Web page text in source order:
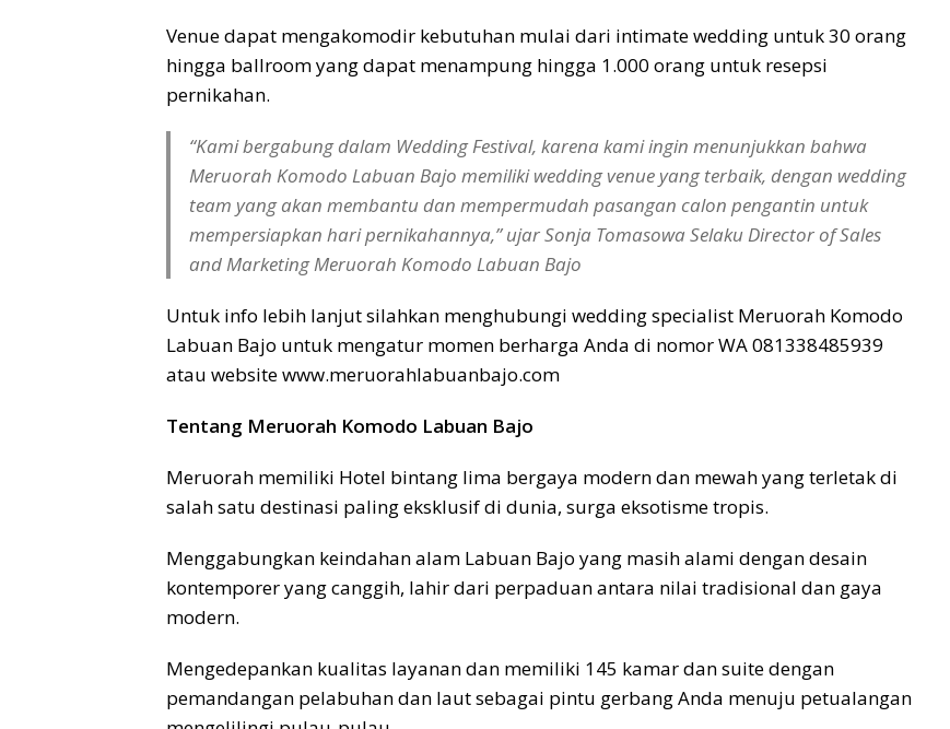
Venue dapat mengakomodir kebutuhan mulai dari intimate wedding untuk 30 orang
hingga ballroom yang dapat menampung hingga 1.000 orang untuk resepsi
pernikahan.
“Kami bergabung dalam Wedding Festival, karena kami ingin menunjukkan bahwa
Meruorah Komodo Labuan Bajo memiliki wedding venue yang terbaik, dengan wedding
team yang akan membantu dan mempermudah pasangan calon pengantin untuk
mempersiapkan hari pernikahannya,” ujar Sonja Tomasowa Selaku Director of Sales
and Marketing Meruorah Komodo Labuan Bajo
Untuk info lebih lanjut silahkan menghubungi wedding specialist Meruorah Komodo
Labuan Bajo untuk mengatur momen berharga Anda di nomor WA 081338485939
atau website www.meruorahlabuanbajo.com
Tentang Meruorah Komodo Labuan Bajo
Meruorah memiliki Hotel bintang lima bergaya modern dan mewah yang terletak di
salah satu destinasi paling eksklusif di dunia, surga eksotisme tropis.
Menggabungkan keindahan alam Labuan Bajo yang masih alami dengan desain
kontemporer yang canggih, lahir dari perpaduan antara nilai tradisional dan gaya
modern.
Mengedepankan kualitas layanan dan memiliki 145 kamar dan suite dengan
pemandangan pelabuhan dan laut sebagai pintu gerbang Anda menuju petualangan